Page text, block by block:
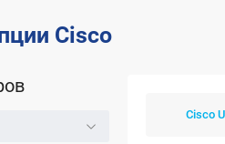
Cisco
Cisco